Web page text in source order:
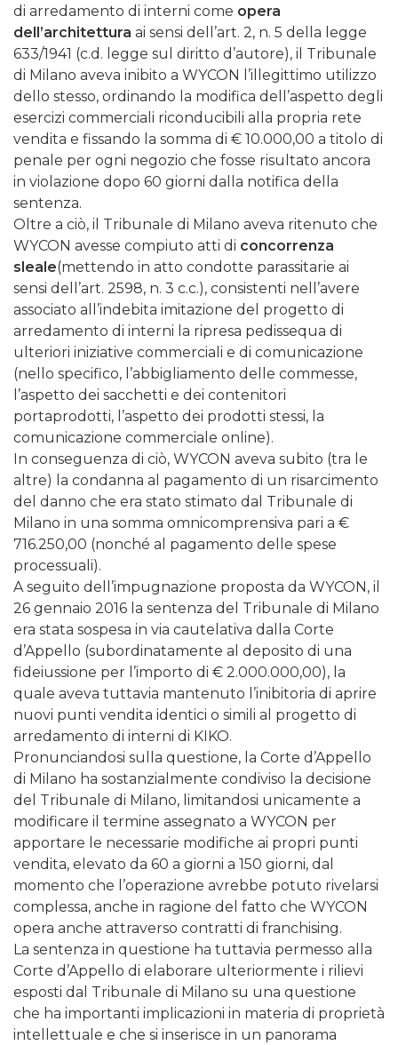
di arredamento di interni come opera
dell’architettura ai sensi dell’art. 2, n. 5 della legge
633/1941 (c.d. legge sul diritto d’autore), il Tribunale
di Milano aveva inibito a WYCON l’illegittimo utilizzo
dello stesso, ordinando la modifica dell’aspetto degli
esercizi commerciali riconducibili alla propria rete
vendita e fissando la somma di € 10.000,00 a titolo di
penale per ogni negozio che fosse risultato ancora
in violazione dopo 60 giorni dalla notifica della
sentenza.
Oltre a ciò, il Tribunale di Milano aveva ritenuto che
WYCON avesse compiuto atti di concorrenza
sleale(mettendo in atto condotte parassitarie ai
sensi dell’art. 2598, n. 3 c.c.), consistenti nell’avere
associato all’indebita imitazione del progetto di
arredamento di interni la ripresa pedissequa di
ulteriori iniziative commerciali e di comunicazione
(nello specifico, l’abbigliamento delle commesse,
l’aspetto dei sacchetti e dei contenitori
portaprodotti, l’aspetto dei prodotti stessi, la
comunicazione commerciale online).
In conseguenza di ciò, WYCON aveva subito (tra le
altre) la condanna al pagamento di un risarcimento
del danno che era stato stimato dal Tribunale di
Milano in una somma omnicomprensiva pari a €
716.250,00 (nonché al pagamento delle spese
processuali).
A seguito dell’impugnazione proposta da WYCON, il
26 gennaio 2016 la sentenza del Tribunale di Milano
era stata sospesa in via cautelativa dalla Corte
d’Appello (subordinatamente al deposito di una
fideiussione per l’importo di € 2.000.000,00), la
quale aveva tuttavia mantenuto l’inibitoria di aprire
nuovi punti vendita identici o simili al progetto di
arredamento di interni di KIKO.
Pronunciandosi sulla questione, la Corte d’Appello
di Milano ha sostanzialmente condiviso la decisione
del Tribunale di Milano, limitandosi unicamente a
modificare il termine assegnato a WYCON per
apportare le necessarie modifiche ai propri punti
vendita, elevato da 60 a giorni a 150 giorni, dal
momento che l’operazione avrebbe potuto rivelarsi
complessa, anche in ragione del fatto che WYCON
opera anche attraverso contratti di franchising.
La sentenza in questione ha tuttavia permesso alla
Corte d’Appello di elaborare ulteriormente i rilievi
esposti dal Tribunale di Milano su una questione
che ha importanti implicazioni in materia di proprietà
intellettuale e che si inserisce in un panorama